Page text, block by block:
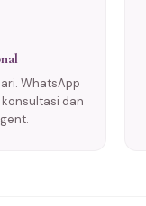
WhatsApp
dan